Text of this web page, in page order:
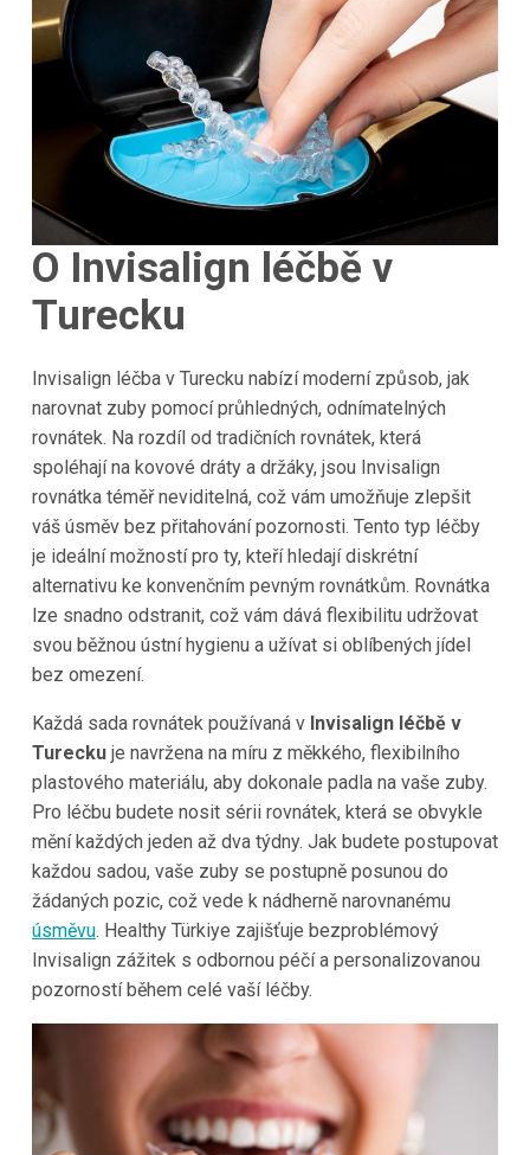
O Invisalign léčbě v
Turecku
Invisalign léčba v Turecku nabízí moderní způsob, jak
narovnat zuby pomocí průhledných, odnímatelných
rovnátek. Na rozdíl od tradičních rovnátek, která
spoléhají na kovové dráty a držáky, jsou Invisalign
rovnátka téměř neviditelná, což vám umožňuje zlepšit
váš úsměv bez přitahování pozornosti. Tento typ léčby
je ideální možností pro ty, kteří hledají diskrétní
alternativu ke konvenčním pevným rovnátkům. Rovnátka
lze snadno odstranit, což vám dává flexibilitu udržovat
svou běžnou ústní hygienu a užívat si oblíbených jídel
bez omezení.
Každá sada rovnátek používaná v Invisalign léčbě v
Tureckuje navržena na míru z měkkého, flexibilního
plastového materiálu, aby dokonale padla na vaše zuby.
Pro léčbu budete nosit sérii rovnátek, která se obvykle
mění každých jeden až dva týdny. Jak budete postupovat
každou sadou, vaše zuby se postupně posunou do
žádaných pozic, což vede k nádherně narovnanému
úsměvu. Healthy Türkiye zajišťuje bezproblémový
Invisalign zážitek s odbornou péčí a personalizovanou
pozorností během celé vaší léčby.